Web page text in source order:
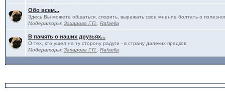
Обо всем...
Здесь Вы можете общаться, спорить, выражать свое мнение болтать о
Модераторы: Захарова Г.П. Rafaella
В память о наших друзьях...
О тех, кто ушел на ту сторону радуги - в страну далеких предков
Модераторы: Захарова Г.П. Rafaella